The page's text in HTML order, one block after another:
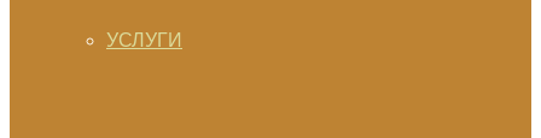
УСЛУГИ